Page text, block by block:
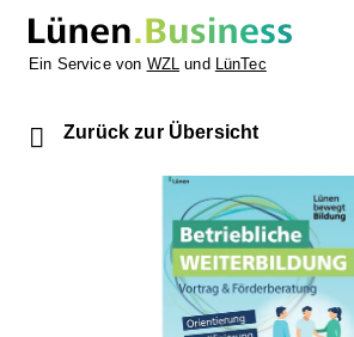
Ein Service von WZL und LünTec
Zurück zur Übersicht